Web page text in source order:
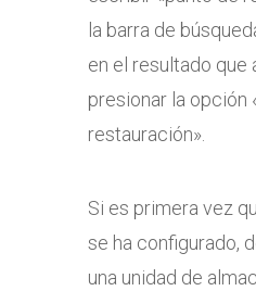
la barra de
en el resultado que
presionar la opción
restauración».
Si es primera vez
se ha configurado,
una unidad de